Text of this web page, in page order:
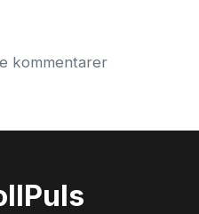
kommentarer
Puls